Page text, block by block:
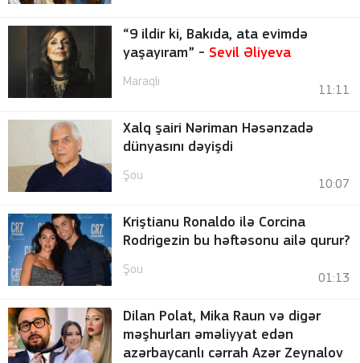
“9 ildir ki, Bakıda, ata evimdə
yaşayıram” - Sevil Əliyeva
Maraqlı
11:11
Xalq şairi Nəriman Həsənzadə
dünyasını dəyişdi
Şou
10:07
Kriştianu Ronaldo ilə Corcina
Rodrigezin bu həftəsonu ailə qurur?
Şou
01:13
Dilan Polat, Mika Raun və digər
məşhurları əməliyyat edən
azərbaycanlı cərrah Azər Zeynalov